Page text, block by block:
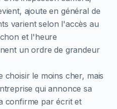
ajoute en général de
varient selon l'accès au
et l'heure
un ordre de grandeur
choisir le moins cher, mais
qui annonce sa
confirme par écrit et